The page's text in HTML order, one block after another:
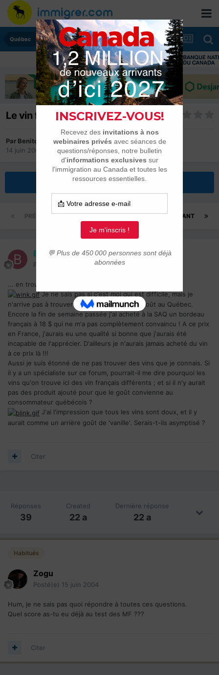
Québec
Le vin français au Québec
Par Benito
14 juin 2004
dans Québec
Répondre à ce sujet
PRÉCÉDENT SUIVANT
Page 1 sur 2
Benito
Posté(e) 14 juin 2004
... en trouver de qualité.
Je ne sais pas si c'est moi qui est difficile, mais je
n'arrive pas à trouver du vin français à mon goût au Québec.
Encore la fin de semaine passée j'ai acheté à la SAQ un bordeau
français à 18 $ qui ne m'a pas complètement convaincu ! A ce prix
en France, j'aurais eu une qualité si bonne que j'aurais été
incapable de l'apprécier. D'ailleurs je n'aurais jamais acheté du vin
à ce prix là !!!
Aussi je suis étonné de ne pas trouver des vins que je connais. Si
il y a un spécialiste sur ce forum, pourrait-il me dire pourquoi les
vins qu'on trouve ici des vin français différents ; et si il n'y aurait
pas des produit ajouté pour que le goût convienne au
consommateur québécois ?
J'ai l'impression que tous les vins sont doux, et il y
aurait comme un arrière goût de 'vanille'. Serais-t-ils asymptisé ?
Citer
Réponses
39
Created
22 a
Dernière réponse
22 a
Habitués
Zogu
Posté(e) 15 juin 2004
Hum, je ne sais pas quoi répondre à toutes ces questions.
Quel score as-tu eu déjà au test des MF ???
Citer